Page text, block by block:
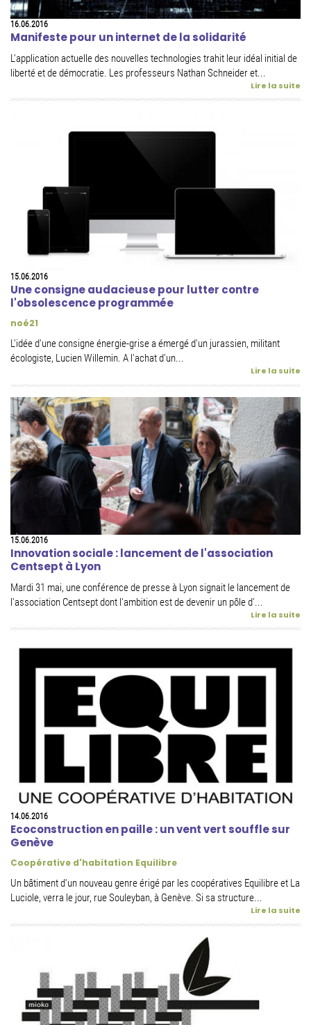
16.06.2016
Manifeste pour un internet de la solidarité
L'application actuelle des nouvelles technologies trahit leur idéal initial de
liberté et de démocratie. Les professeurs Nathan Schneider et...
Lire la suite
15.06.2016
Une consigne audacieuse pour lutter contre
l'obsolescence programmée
noé21
L'idée d'une consigne énergie-grise a émergé d'un jurassien, militant
écologiste, Lucien Willemin. A l'achat d'un...
Lire la suite
15.06.2016
Innovation sociale : lancement de l'association
Centsept à Lyon
Mardi 31 mai, une conférence de presse à Lyon signait le lancement de
l'association Centsept dont l'ambition est de devenir un pôle d’...
Lire la suite
14.06.2016
Ecoconstruction en paille : un vent vert souffle sur
Genève
Coopérative d'habitation Equilibre
Un bâtiment d'un nouveau genre érigé par les coopératives Equilibre et La
Luciole, verra le jour, rue Souleyban, à Genève. Si sa structure...
Lire la suite